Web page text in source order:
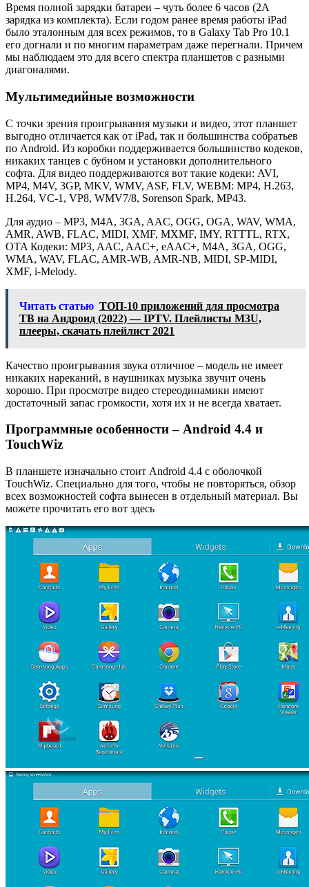
Время полной зарядки батареи – чуть более 6 часов (2А
зарядка из комплекта). Если годом ранее время работы iPad
было эталонным для всех режимов, то в Galaxy Tab Pro 10.1
его догнали и по многим параметрам даже перегнали. Причем
мы наблюдаем это для всего спектра планшетов с разными
диагоналями.
Мультимедийные возможности
С точки зрения проигрывания музыки и видео, этот планшет
выгодно отличается как от iPad, так и большинства собратьев
по Android. Из коробки поддерживается большинство кодеков,
никаких танцев с бубном и установки дополнительного
софта. Для видео поддерживаются вот такие кодеки: AVI,
MP4, M4V, 3GP, MKV, WMV, ASF, FLV, WEBM: MP4, H.263,
H.264, VC-1, VP8, WMV7/8, Sorenson Spark, MP43.
Для аудио – MP3, M4A, 3GA, AAC, OGG, OGA, WAV, WMA,
AMR, AWB, FLAC, MIDI, XMF, MXMF, IMY, RTTTL, RTX,
OTA Кодеки: MP3, AAC, AAC+, eAAC+, M4A, 3GA, OGG,
WMA, WAV, FLAC, AMR-WB, AMR-NB, MIDI, SP-MIDI,
XMF, i-Melody.
Читать статью ТОП-10 приложений для просмотра
ТВ на Андроид (2022) — IPTV. Плейлисты M3U,
плееры, скачать плейлист 2021
Качество проигрывания звука отличное – модель не имеет
никаких нареканий, в наушниках музыка звучит очень
хорошо. При просмотре видео стереодинамики имеют
достаточный запас громкости, хотя их и не всегда хватает.
Программные особенности – Android 4.4 и
TouchWiz
В планшете изначально стоит Android 4.4 с оболочкой
TouchWiz. Специально для того, чтобы не повторяться, обзор
всех возможностей софта вынесен в отдельный материал. Вы
можете прочитать его вот здесь